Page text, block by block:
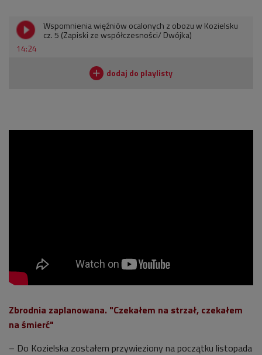
14:24
Wspomnienia więźniów ocalonych z obozu w Kozielsku
cz. 5 (Zapiski ze współczesności/ Dwójka)
Zbrodnia zaplanowana. "Czekałem na strzał, czekałem
na śmierć"
– Do Kozielska zostałem przywieziony na początku listopada